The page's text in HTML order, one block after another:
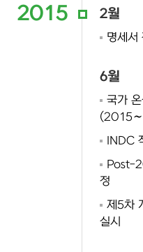
2015 2월
명세서
6월
국가
INDC
Post-
정
제5차
실시